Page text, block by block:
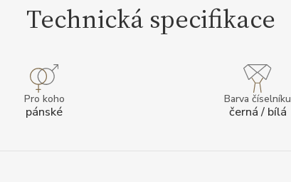
Technická specifikace
Pro koho
pánské
Barva číselníku
černá / bílá